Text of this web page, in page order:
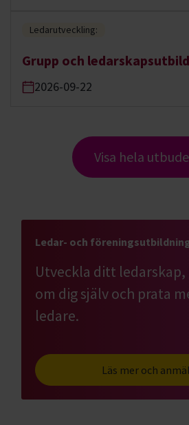
Ledarutveckling:
Grupp och
2026-09-22
Visa hela
Ledar- och
Utveckla ditt
om dig själv och prata
ledare.
Läs mer och